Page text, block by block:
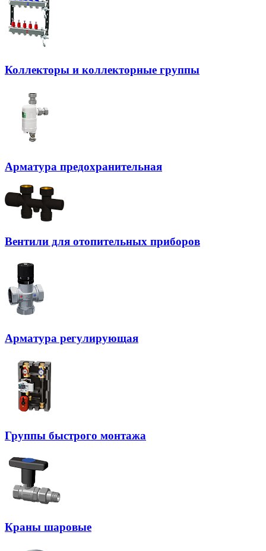
Коллекторы и коллекторные группы
Арматура предохранительная
Вентили для отопительных приборов
Арматура регулирующая
Группы быстрого монтажа
Краны шаровые